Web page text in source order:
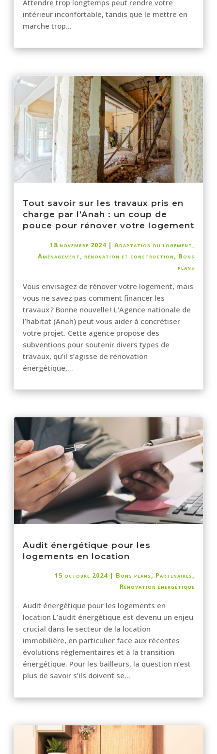
Attendre trop longtemps peut rendre votre
intérieur inconfortable, tandis que le mettre en
marche trop...
Tout savoir sur les travaux pris en
charge par l’Anah : un coup de
pouce pour rénover votre logement
18 novembre 2024| Adaptation du logement,
Aménagement, rénovation et construction, Bons
plans
Vous envisagez de rénover votre logement, mais
vous ne savez pas comment financer les
travaux ? Bonne nouvelle ! L’Agence nationale de
l’habitat (Anah) peut vous aider à concrétiser
votre projet. Cette agence propose des
subventions pour soutenir divers types de
travaux, qu’il s’agisse de rénovation
énergétique,...
Audit énergétique pour les
logements en location
15 octobre 2024| Bons plans, Partenaires,
Rénovation énergétique
Audit énergétique pour les logements en
location L’audit énergétique est devenu un enjeu
crucial dans le secteur de la location
immobilière, en particulier face aux récentes
évolutions réglementaires et à la transition
énergétique. Pour les bailleurs, la question n’est
plus de savoir s’ils doivent se...